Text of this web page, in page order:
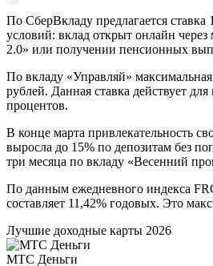
По СберВкладу предлагается
условий: вклад открыт онлайн
2.0» или получении пенсионных
По вкладу «Управляй»
рублей. Данная ставка действует
процентов.
В конце марта привлекательность
выросла до 15% по депозитам без
три месяца по вкладу «Весенний
По данным ежедневного индекса
составляет 11,42% годовых. Это
Лучшие доходные карты 2026
МТС Деньги